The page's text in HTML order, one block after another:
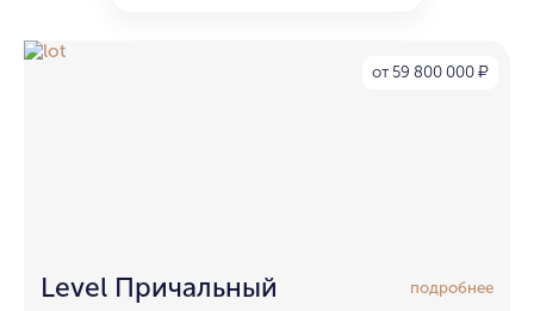
от 59 800 000 ₽
Level Причальный подробнее